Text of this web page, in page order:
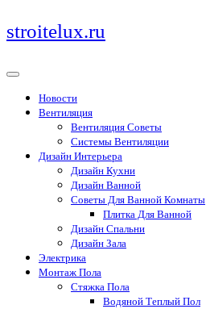
Перейти
к
stroitelux.ru
Новости
Вентиляция
Вентиляция Советы
Системы Вентиляции
Дизайн Интерьера
Дизайн Кухни
Дизайн Ванной
Советы Для Ванной Комнаты
Плитка Для Ванной
Дизайн Спальни
Дизайн Зала
Электрика
Монтаж Пола
Стяжка Пола
Водяной Теплый Пол